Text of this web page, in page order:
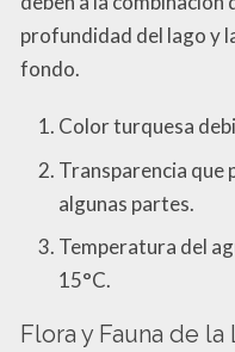
profundidad del lago y
fondo.
Color turquesa
Transparencia que
algunas partes.
Temperatura del
15°C.
Flora y Fauna de la